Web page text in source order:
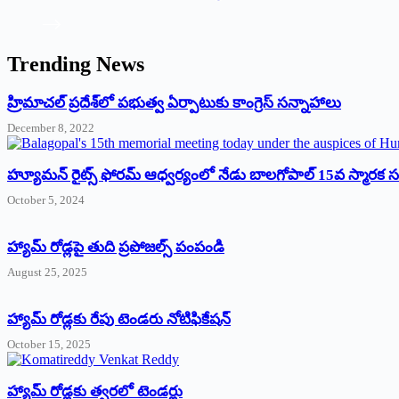
Trending News
‌హ్రిమాచల్‌ ‌ప్రదేశ్‌లో పభుత్వ ఏర్పాటుకు కాంగ్రెస్‌ ‌సన్నాహాలు
December 8, 2022
హ్యూమన్‌ రైట్స్‌ ఫోరమ్‌ ఆధ్వర్యంలో నేడు బాలగోపాల్‌ 15వ స్మారక
October 5, 2024
హ్యామ్‌ రోడ్లపై తుది ప్రపోజల్స్‌ పంపండి
August 25, 2025
హ్యామ్‌ రోడ్లకు రేపు టెండరు నోటిఫికేషన్‌
October 15, 2025
హ్యామ్‌ రోడ్లకు త్వరలో టెండర్లు